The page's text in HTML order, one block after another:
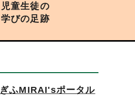
児童生徒の
学びの足跡
ぎふMIRAI'sポータル